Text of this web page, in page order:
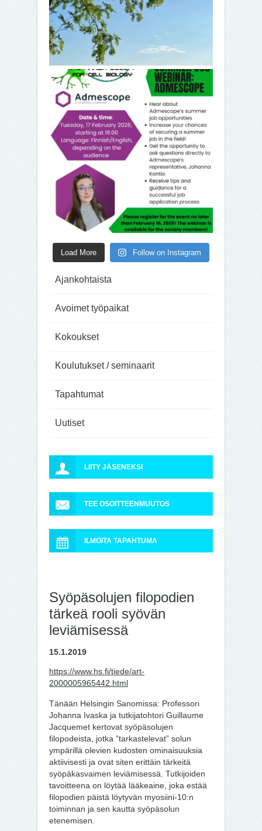
Load More Follow on Instagram
Ajankohtaista
Avoimet työpaikat
Kokoukset
Koulutukset / seminaarit
Tapahtumat
Uutiset
LIITY JÄSENEKSI
TEE OSOITTEENMUUTOS
ILMOITA TAPAHTUMA
Syöpäsolujen filopodien
tärkeä rooli syövän
leviämisessä
15.1.2019
https://www.hs.fi/tiede/art-
2000005965442.html
Tänään Helsingin Sanomissa: Professori
Johanna Ivaska ja tutkijatohtori Guillaume
Jacquemet kertovat syöpäsolujen
filopodeista, jotka ”tarkastelevat” solun
ympärillä olevien kudosten ominaisuuksia
aktiivisesti ja ovat siten erittäin tärkeitä
syöpäkasvaimen leviämisessä. Tutkijoiden
tavoitteena on löytää lääkeaine, joka estää
filopodien päistä löytyvän myosiini-10:n
toiminnan ja sen kautta syöpäsolun
etenemisen.